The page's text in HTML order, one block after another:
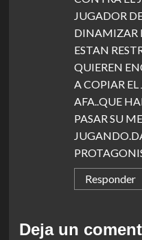
JUGADOR
DINAMIZAR
ESTAN
QUIEREN
A COPIAR EL
AFA..QUE
PASAR SU
Responder
Deja un